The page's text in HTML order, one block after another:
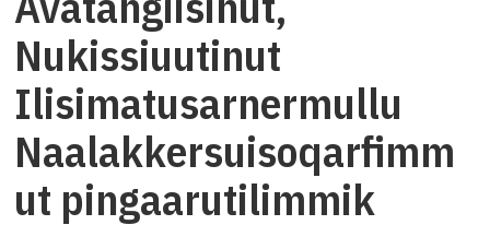
Nukissiuutinut
Ilisimatusarnermullu
Naalakkersuisoqarfimm
ut pingaarutilimmik